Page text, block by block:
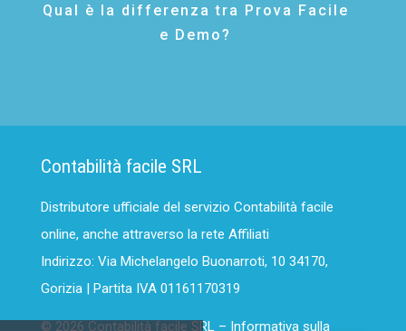
Qual è la differenza tra Prova Facile
e Demo?
Contabilità facile SRL
Distributore ufficiale del servizio Contabilità facile
online, anche attraverso la rete Affiliati
Indirizzo: Via Michelangelo Buonarroti, 10 34170,
Gorizia | Partita IVA 01161170319
© 2026 Contabilità facile SRL – Informativa sulla